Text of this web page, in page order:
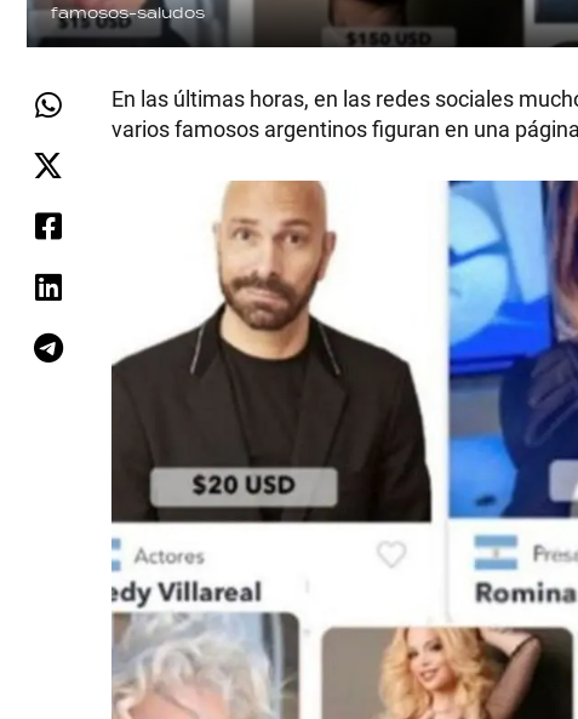
famosos-saludos
En las últimas horas, en las redes sociales
varios famosos argentinos figuran en una